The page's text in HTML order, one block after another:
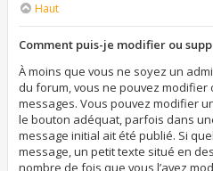
Haut
Comment puis-je modifier ou
À moins que vous ne soyez un
du forum, vous ne pouvez
messages. Vous pouvez modifier
le bouton adéquat, parfois dans
message initial ait été publié. Si
message, un petit texte situé en
nombre de fois que vous l’avez